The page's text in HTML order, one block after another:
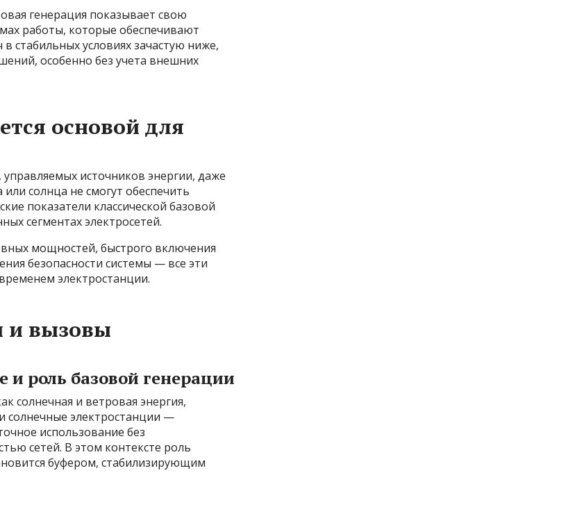
генерация показывает свою
работы, которые обеспечивают
стабильных условиях зачастую ниже,
особенно без учета внешних
основой для
источников энергии, даже
солнца не смогут обеспечить
показатели классической базовой
сегментах электросетей.
мощностей, быстрого включения
безопасности системы — все эти
электростанции.
и вызовы
и роль базовой генерации
солнечная и ветровая энергия,
солнечные электростанции —
использование без
сетей. В этом контексте роль
буфером, стабилизирующим